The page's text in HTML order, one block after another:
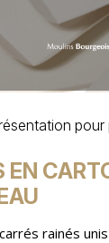
pour
EN
rainés